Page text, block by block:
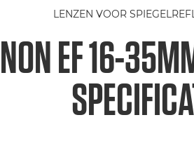
LENZEN VOOR
EF 16-